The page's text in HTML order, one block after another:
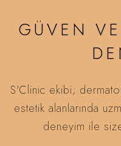
GÜVEN
S'Clinic ekibi;
estetik alanlarında
deneyim ile